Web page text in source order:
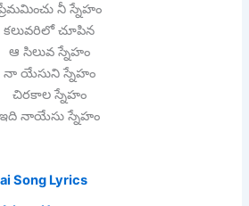
నీ స్నేహం
కలువరిలో చూపిన
ఆ సిలువ స్నేహం
నా యేసుని స్నేహం
చిరకాల స్నేహం
ఇది నాయేసు స్నేహం
Song Lyrics